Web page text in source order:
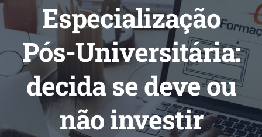
Especialização
Pós-Universitária:
decida se deve ou
não investir